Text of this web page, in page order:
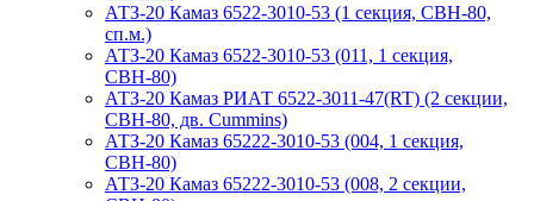
АТЗ-20 Камаз 6522-3010-53 (1 секция, СВН-80,
сп.м.)
АТЗ-20 Камаз 6522-3010-53 (011, 1 секция,
СВН-80)
АТЗ-20 Камаз РИАТ 6522-3011-47(RT) (2 секции,
СВН-80, дв. Cummins)
АТЗ-20 Камаз 65222-3010-53 (004, 1 секция,
СВН-80)
АТЗ-20 Камаз 65222-3010-53 (008, 2 секции,